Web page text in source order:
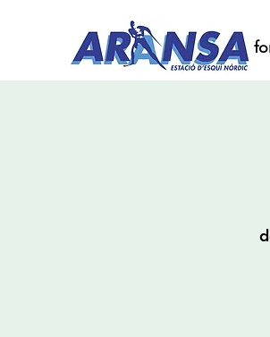
Inici Compra online